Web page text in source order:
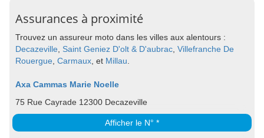
Assurances à proximité
Trouvez un assureur moto dans les villes aux alentours :
Decazeville
Saint Geniez D'olt & D'aubrac Villefranche De
Rouergue Carmaux , et Millau
Axa Cammas Marie Noelle
75 Rue Cayrade 12300 Decazeville
Afficher le N° *